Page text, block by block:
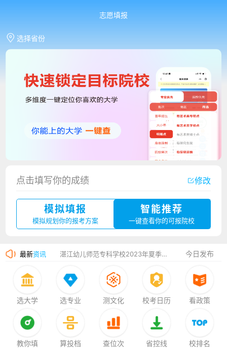
志愿填报
选择省份
点击填写你的成绩 修改
模拟填报
模拟规划你的报考方案
智能推荐
一键查看你的可报院校
最新资讯
厦门大学嘉庚学院2023年艺术类招生简章
湛江幼儿师范专科学校2023年夏季高考招生简章
香港中文大学（深圳）2023年夏季高考招生简章
今日发布
选大学 选专业 测文化 校考日历 看政策
教你填 算投档 查位次 省控线 校排名